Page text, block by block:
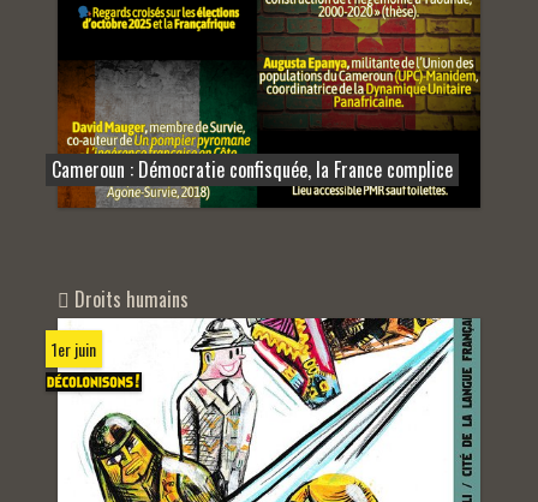
Cameroun : Démocratie confisquée, la France complice
Droits humains
1er juin